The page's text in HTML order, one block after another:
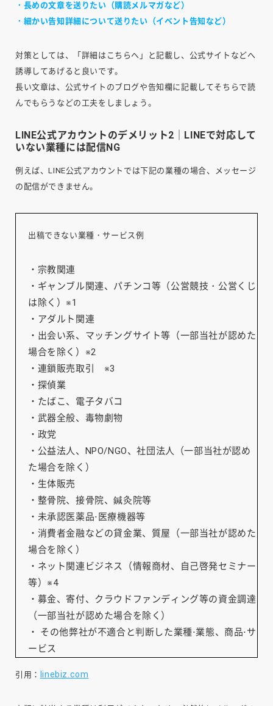
・長めの文章を送りたい（購読メルマガなど）
・細かい告知詳細について送りたい（イベント告知など）
対策としては、「詳細はこちらへ」と記載し、公式サイトなどへ
誘導してあげると良いです。
長い文章は、公式サイトのブログや告知欄に記載してそちらで読
んでもらうなどの工夫をしましょう。
LINE公式アカウントのデメリット2｜LINEで対応して
いない業種には配信NG
例えば、LINE公式アカウントでは下記の業種の場合、メッセージ
の配信ができません。
出稿できない業種・サービス例
・ 宗教関連
・ ギャンブル関連、パチンコ等（公営競技・公営くじ
は除く）※1
・ アダルト関連
・ 出会い系、マッチングサイト等（一部当社が認めた
場合を除く）※2
・ 連鎖販売取引 ※3
・ 探偵業
・ たばこ、電子タバコ
・ 武器全般、毒物劇物
・ 政党
・ 公益法人、NPO/NGO、社団法人（一部当社が認め
た場合を除く）
・ 生体販売
・ 整骨院、接骨院、鍼灸院等
・ 未承認医薬品⋅医療機器等
・ 消費者金融などの貸金業、質屋（一部当社が認めた
場合を除く）
・ ネット関連ビジネス（情報商材、自己啓発セミナー
等）※4
・ 募金、寄付、クラウドファンディング等の資金調達
（一部当社が認めた場合を除く）
・
その他弊社が不適合と判断した業種⋅業態、商品⋅サ
ービス
引用： linebiz.com